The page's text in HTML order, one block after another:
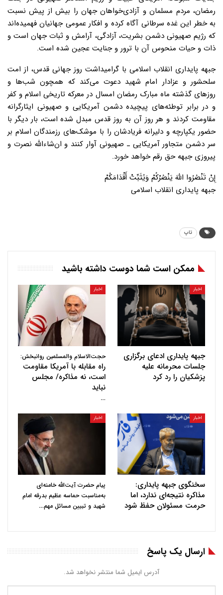
رمضان، مردم مسلمان و آزادی‌خواهان جهان را بیش از پیش نسبت
به خطر این غده سرطانی آگاه کرده و افکار عمومی جهانیان فهمیده‌اند
که رژیم صهیونی دشمن بشریت، آزادگی، آرامش و ثبات جهان است و
ذات و حیات منحوس آن با ترور و جنایت عجین شده است.
جبهه پایداری انقلاب اسلامی با گرامیداشت روز جهانی قدس، از امت
سلحشور و عزادار امام شهید دعوت می‌کند که همچون شب‌ها و
روزهای گذشته ماه مبارک رمضان امسال در معرکه تاریخی اسلام و کفر
و در برابر توطئه‌های پیچیده دشمن آمریکایی و صهیونی ایثارگرانه
مقاومت کردند و هر روز آن به روز قدس مبدل شده است، بار دیگر با
حضور یکپارچه و دلیرانه فریادشان را با موشک‌های رزمندگان اسلام بر
سر دشمن متجاور آمریکایی ـ صهیونی آوار کنند و ان‌شاءالله نصرت و
پیروزی جبهه حق رقم خواهد خورد.
إِنْ تَنْصُرُوا اللَّهَ یَنْصُرْکُمْ وَیُثَبِّتْ أَقْدَامَکُمْ
جبهه پایداری انقلاب اسلامی
تاپ
ممکن است شما دوست داشته باشید
اخبار
جبهه پایداری ادعای برگزاری
جلسات محرمانه علیه
پزشکیان را رد کرد
اخبار
حجت‌الاسلام والمسلمین روانبخش:
راه مقابله با آمریکا مقاومت
است، نه مذاکره/ مجلس
نباید
…
اخبار
سخنگوی جبهه پایداری:
مذاکره نتیجه‌ای ندارد، اما
حرمت مسئولان حفظ شود
اخبار
پیام حضرت آیت‌الله خامنه‌ای
به‌مناسبت حماسه عظیم بدرقه امام
شهید و تبیین مسائل مهم…
ارسال یک پاسخ
آدرس ایمیل شما منتشر نخواهد شد.